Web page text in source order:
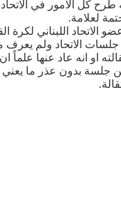
طرح كل الامور في
لعلامة.
الاتحاد اللبناني لكرة
الاتحاد ولم يعرف ما
او انه عاد عنها علماً
جلسة بدون عذر ما يعني